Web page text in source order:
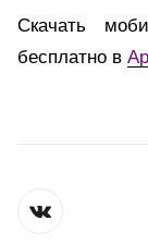
Скачать
бесплатно в